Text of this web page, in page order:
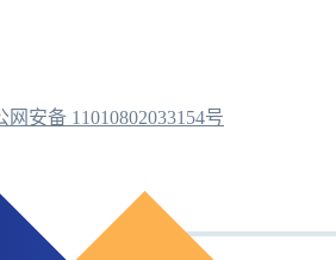
网安备 11010802033154号